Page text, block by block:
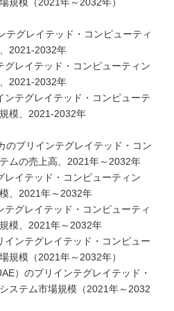
テグレイテッド・コンピューティ
2021-2032年
レイテッド・コンピューティン
2021-2032年
テグレイテッド・コンピューテ
模、2021-2032年
のプリインテグレイテッド・コン
ムの売上高、2021年～2032年
イテッド・コンピューティン
、2021年～2032年
グレイテッド・コンピューティ
模、2021年～2032年
ンテグレイテッド・コンピュー
規模（2021年～2032年）
）のプリインテグレイテッド・
ステム市場規模（2021年～2032